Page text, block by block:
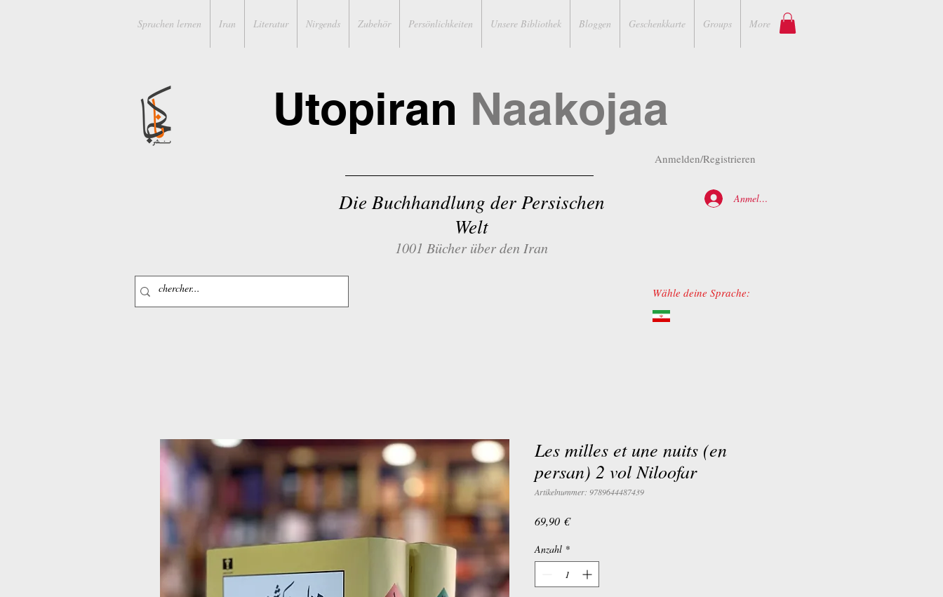
Sprachen lernen Iran Literatur Nirgends Zubehör Persönlichkeiten Unsere Bibliothek Bloggen Geschenkkarte Groups More
Anmelden/Registrieren
Utopiran Naakojaa
Die Buchhandlung der Persischen
Welt
Anmelden
1001 Bücher über den Iran
Wähle deine Sprache:
Les milles et une nuits (en
persan) 2 vol Niloofar
Artikelnummer: 9789644487439
69,90 €Preis
Anzahl *